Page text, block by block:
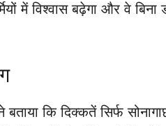
में विश्वास बढ़ेगा और वे
कि दिक्कतें सिर्फ